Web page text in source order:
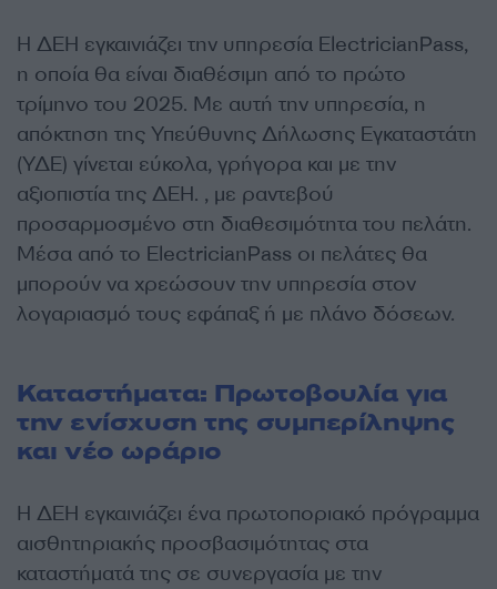
Η ΔΕΗ εγκαινιάζει την υπηρεσία ElectricianPass,
η οποία θα είναι διαθέσιμη από το πρώτο
τρίμηνο του 2025. Με αυτή την υπηρεσία, η
απόκτηση της Υπεύθυνης Δήλωσης Εγκαταστάτη
(ΥΔΕ) γίνεται εύκολα, γρήγορα και με την
αξιοπιστία της ΔΕΗ. , με ραντεβού
προσαρμοσμένο στη διαθεσιμότητα του πελάτη.
Μέσα από το ElectricianPass οι πελάτες θα
μπορούν να χρεώσουν την υπηρεσία στον
λογαριασμό τους εφάπαξ ή με πλάνο δόσεων.
Καταστήματα: Πρωτοβουλία για
την ενίσχυση της συμπερίληψης
και νέο ωράριο
Η ΔΕΗ εγκαινιάζει ένα πρωτοποριακό πρόγραμμα
αισθητηριακής προσβασιμότητας στα
καταστήματά της σε συνεργασία με την